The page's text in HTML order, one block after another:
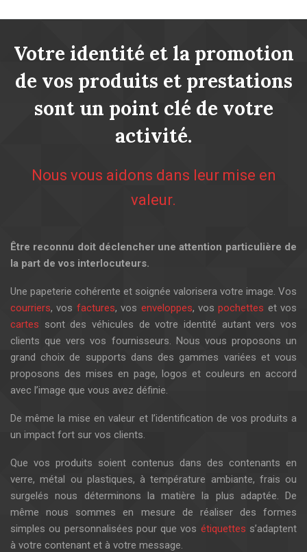
Votre identité et la promotion
de vos produits et prestations
sont un point clé de votre
activité.
Nous vous aidons dans leur mise en
valeur.
Être reconnu doit déclencher une attention particulière de
la part de vos interlocuteurs.
Une papeterie cohérente et soignée valorisera votre image. Vos
courriers, vos factures, vos enveloppes, vospochettes et vos
cartes sont des véhicules de votre identité autant vers vos
clients que vers vos fournisseurs. Nous vous proposons un
grand choix de supports dans des gammes variées et vous
proposons des mises en page, logos et couleurs en accord
avec l’image que vous avez définie.
De même la mise en valeur et l’identification de vos produits a
un impact fort sur vos clients.
Que vos produits soient contenus dans des contenants en
verre, métal ou plastiques, à température ambiante, frais ou
surgelés nous déterminons la matière la plus adaptée. De
même nous sommes en mesure de réaliser des formes
simples ou personnalisées pour que vos étiquettes s’adaptent
à votre contenant et à votre message.